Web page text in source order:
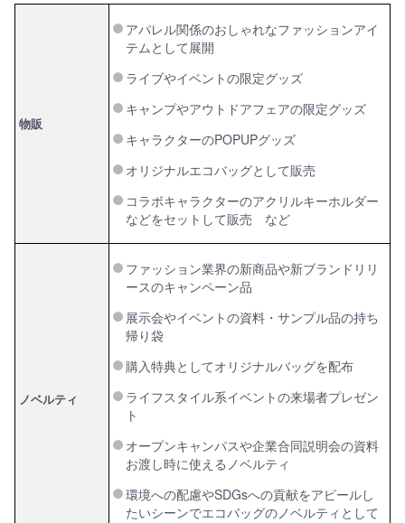
物販
アパレル関係のおしゃれなファッションアイ
テムとして展開
ライブやイベントの限定グッズ
キャンプやアウトドアフェアの限定グッズ
キャラクターのPOPUPグッズ
オリジナルエコバッグとして販売
コラボキャラクターのアクリルキーホルダー
などをセットして販売 など
ノベルティ
ファッション業界の新商品や新ブランドリリ
ースのキャンペーン品
展示会やイベントの資料・サンプル品の持ち
帰り袋
購入特典としてオリジナルバッグを配布
ライフスタイル系イベントの来場者プレゼン
ト
オープンキャンパスや企業合同説明会の資料
お渡し時に使えるノベルティ
環境への配慮やSDGsへの貢献をアピールし
たいシーンでエコバッグのノベルティとして